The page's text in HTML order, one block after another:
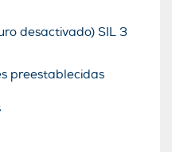
desactivado) SIL 3
preestablecidas